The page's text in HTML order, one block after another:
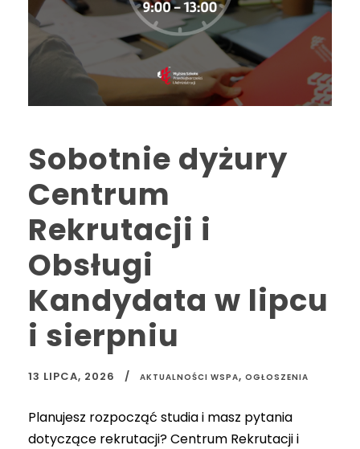
Sobotnie dyżury
Centrum
Rekrutacji i
Obsługi
Kandydata w lipcu
i sierpniu
13 LIPCA, 2026 AKTUALNOŚCI WSPA, OGŁOSZENIA
Planujesz rozpocząć studia i masz pytania
dotyczące rekrutacji? Centrum Rekrutacji i